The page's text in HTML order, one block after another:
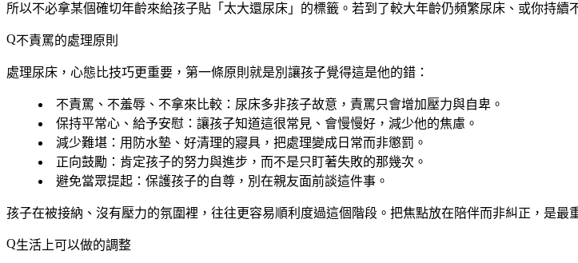
所以不必拿某個確切年齡來給孩子貼「太大還尿床」的標籤。若到了較大年齡仍頻繁尿床、或你持
不責罵的處理原則
處理尿床，心態比技巧更重要，第一條原則就是別讓孩子覺得這是他的錯：
不責罵、不羞辱、不拿來比較 ：尿床多非孩子故意，責罵只會增加壓力與自卑。
保持平常心、給予安慰 ：讓孩子知道這很常見、會慢慢好，減少他的焦慮。
減少難堪 ：用防水墊、好清理的寢具，把處理變成日常而非懲罰。
正向鼓勵 ：肯定孩子的努力與進步，而不是只盯著失敗的那幾次。
避免當眾提起 ：保護孩子的自尊，別在親友面前談這件事。
孩子在被接納、沒有壓力的氛圍裡，往往更容易順利度過這個階段。把焦點放在陪伴而非糾正，是最
生活上可以做的調整